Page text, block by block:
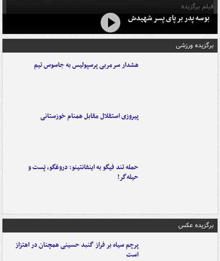
فیلم برگزیده
بوسه‌ پدر بر پای پسر شهیدش
برگزیده ورزشی
هشدار سرمربی پرسپولیس به جاسوس تیم
پیروزی استقلال مقابل همنام خوزستانی
حمله تند فیگو به اینفانتینو: دروغگو، پَست‌ و
حیله‌گر!
برگزیده عکس
پرچم سیاه بر فراز گنبد حسینی همچنان در اهتزاز
است